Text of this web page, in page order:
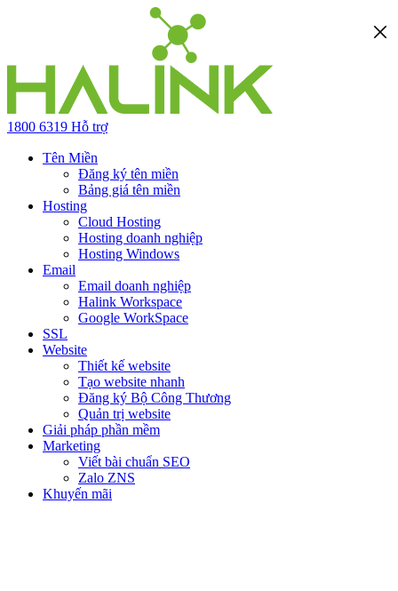
1800 6319 Hỗ trợ
Tên Miền
Đăng ký tên miền
Bảng giá tên miền
Hosting
Cloud Hosting
Hosting doanh nghiệp
Hosting Windows
Email
Email doanh nghiệp
Halink Workspace
Google WorkSpace
SSL
Website
Thiết kế website
Tạo website nhanh
Đăng ký Bộ Công Thương
Quản trị website
Giải pháp phần mềm
Marketing
Viết bài chuẩn SEO
Zalo ZNS
Khuyến mãi